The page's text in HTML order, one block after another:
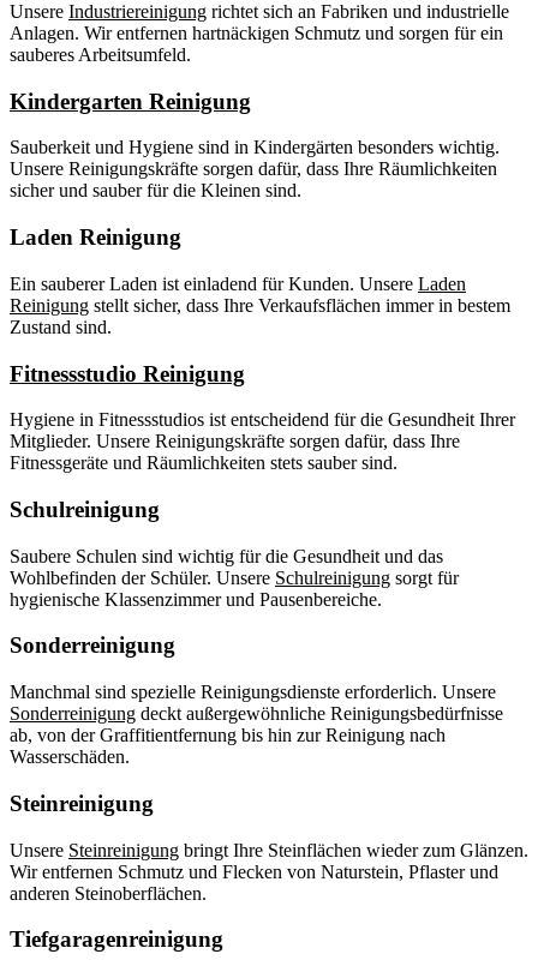
Unsere Industriereinigung richtet sich an Fabriken und industrielle
Anlagen. Wir entfernen hartnäckigen Schmutz und sorgen für ein
sauberes Arbeitsumfeld.
Kindergarten Reinigung
Sauberkeit und Hygiene sind in Kindergärten besonders wichtig.
Unsere Reinigungskräfte sorgen dafür, dass Ihre Räumlichkeiten
sicher und sauber für die Kleinen sind.
Laden Reinigung
Ein sauberer Laden ist einladend für Kunden. Unsere Laden
Reinigung stellt sicher, dass Ihre Verkaufsflächen immer in bestem
Zustand sind.
Fitnessstudio Reinigung
Hygiene in Fitnessstudios ist entscheidend für die Gesundheit Ihrer
Mitglieder. Unsere Reinigungskräfte sorgen dafür, dass Ihre
Fitnessgeräte und Räumlichkeiten stets sauber sind.
Schulreinigung
Saubere Schulen sind wichtig für die Gesundheit und das
Wohlbefinden der Schüler. Unsere Schulreinigung sorgt für
hygienische Klassenzimmer und Pausenbereiche.
Sonderreinigung
Manchmal sind spezielle Reinigungsdienste erforderlich. Unsere
Sonderreinigung deckt außergewöhnliche Reinigungsbedürfnisse
ab, von der Graffitientfernung bis hin zur Reinigung nach
Wasserschäden.
Steinreinigung
Unsere Steinreinigung bringt Ihre Steinflächen wieder zum Glänzen.
Wir entfernen Schmutz und Flecken von Naturstein, Pflaster und
anderen Steinoberflächen.
Tiefgaragenreinigung